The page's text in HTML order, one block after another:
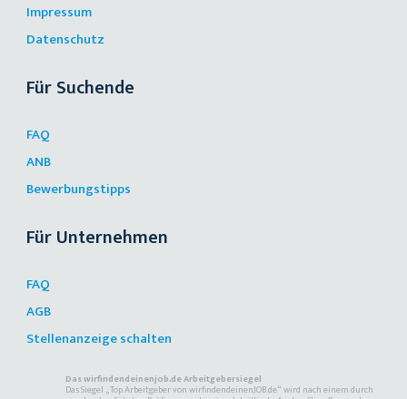
Impressum
Datenschutz
Für Suchende
FAQ
ANB
Bewerbungstipps
Für Unternehmen
FAQ
AGB
Stellenanzeige schalten
Das wirfindendeinenjob.de Arbeitgebersiegel
Das Siegel „Top Arbeitgeber von wirfindendeinenJOB.de“ wird nach einem durch